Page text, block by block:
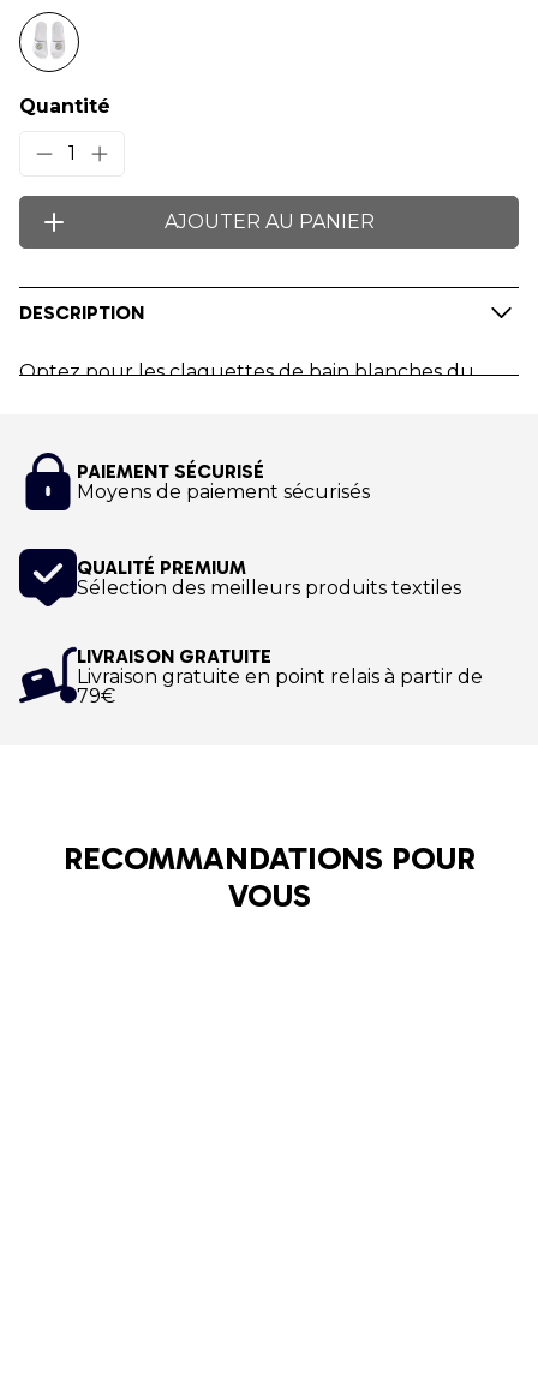
Quantité
1
AJOUTER AU PANIER
DESCRIPTION
Optez pour les claquettes de bain blanches du
restent un produit incontournable et intemporel
de votre tenue détente estivale. Les claquettes de
idéal et affichent votre passion pour
World Youth Academy.
Impression numérique
PAIEMENT SÉCURISÉ
Moyens de paiement sécurisés
QUALITÉ PREMIUM
Sélection des meilleurs produits textiles
LIVRAISON GRATUITE
Livraison gratuite en point relais à partir de
79€
RECOMMANDATIONS POUR
VOUS